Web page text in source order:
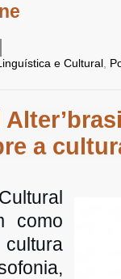
|
e Cultural
a
como